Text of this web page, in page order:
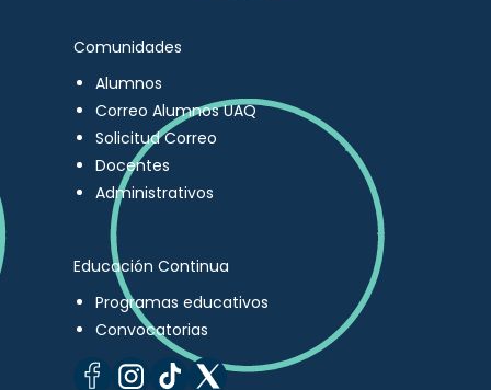
Comunidades
Alumnos
Correo Alumnos UAQ
Solicitud Correo
Docentes
Administrativos
Educación Continua
Programas educativos
Convocatorias